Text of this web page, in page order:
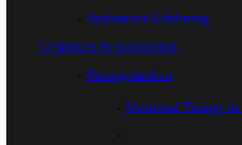
Ayahuasca-Erfahrung
Gedanken & Inspiration
Reisegedanken
Motorrad Tuning in